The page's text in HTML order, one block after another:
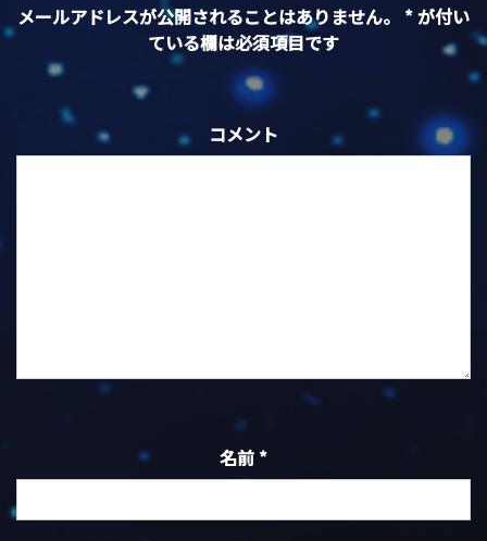
メールアドレスが公開されることはありません。 *が付い
ている欄は必須項目です
コメント
名前 *